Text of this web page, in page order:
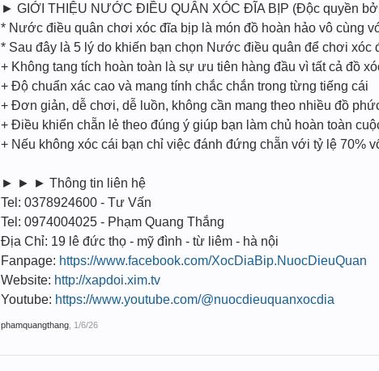
► GIỚI THIỆU NƯỚC ĐIỀU QUÂN XÓC ĐĨA BỊP (Độc quyền
* Nước điều quân chơi xóc đĩa bịp là món đồ hoàn hảo vô cùng
* Sau đây là 5 lý do khiến bạn chọn Nước điều quân để chơi xóc
+ Không tang tích hoàn toàn là sự ưu tiên hàng đầu vì tất cả đồ
+ Độ chuẩn xác cao và mang tính chắc chắn trong từng tiếng cái
+ Đơn giản, dễ chơi, dễ luồn, không cần mang theo nhiều đồ
+ Điều khiển chẵn lẻ theo đúng ý giúp bạn làm chủ hoàn toàn
+ Nếu không xóc cái bạn chỉ việc đánh đứng chẵn với tỷ lệ 70%
► ► ► Thông tin liên hệ
Tel: 0378924600 - Tư Vấn
Tel: 0974004025 - Phạm Quang Thắng
Địa Chỉ: 19 lê đức thọ - mỹ đình - từ liêm - hà nội
Fanpage: https://www.facebook.com/XocDiaBip.NuocDieuQuan
Website: http://xapdoi.xim.tv
Youtube: https://www.youtube.com/@nuocdieuquanxocdia
phamquangthang 1/6/26